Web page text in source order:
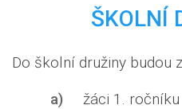
ŠKOLNÍ
Do školní družiny budou
a) žáci 1.